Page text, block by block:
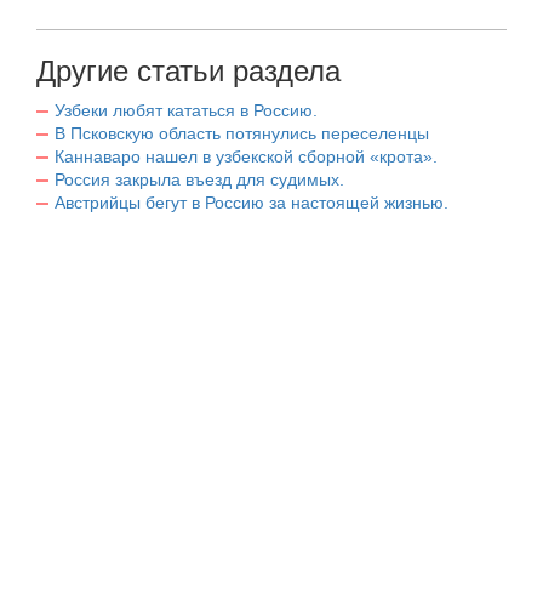
Другие статьи раздела
Узбеки любят кататься в Россию.
В Псковскую область потянулись переселенцы
Каннаваро нашел в узбекской сборной «крота».
Россия закрыла въезд для судимых.
Австрийцы бегут в Россию за настоящей жизнью.